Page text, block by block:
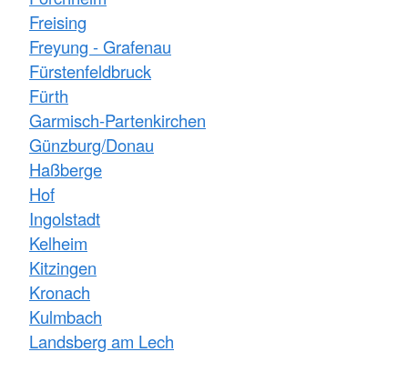
Freising
Freyung - Grafenau
Fürstenfeldbruck
Fürth
Garmisch-Partenkirchen
Günzburg/Donau
Haßberge
Hof
Ingolstadt
Kelheim
Kitzingen
Kronach
Kulmbach
Landsberg am Lech